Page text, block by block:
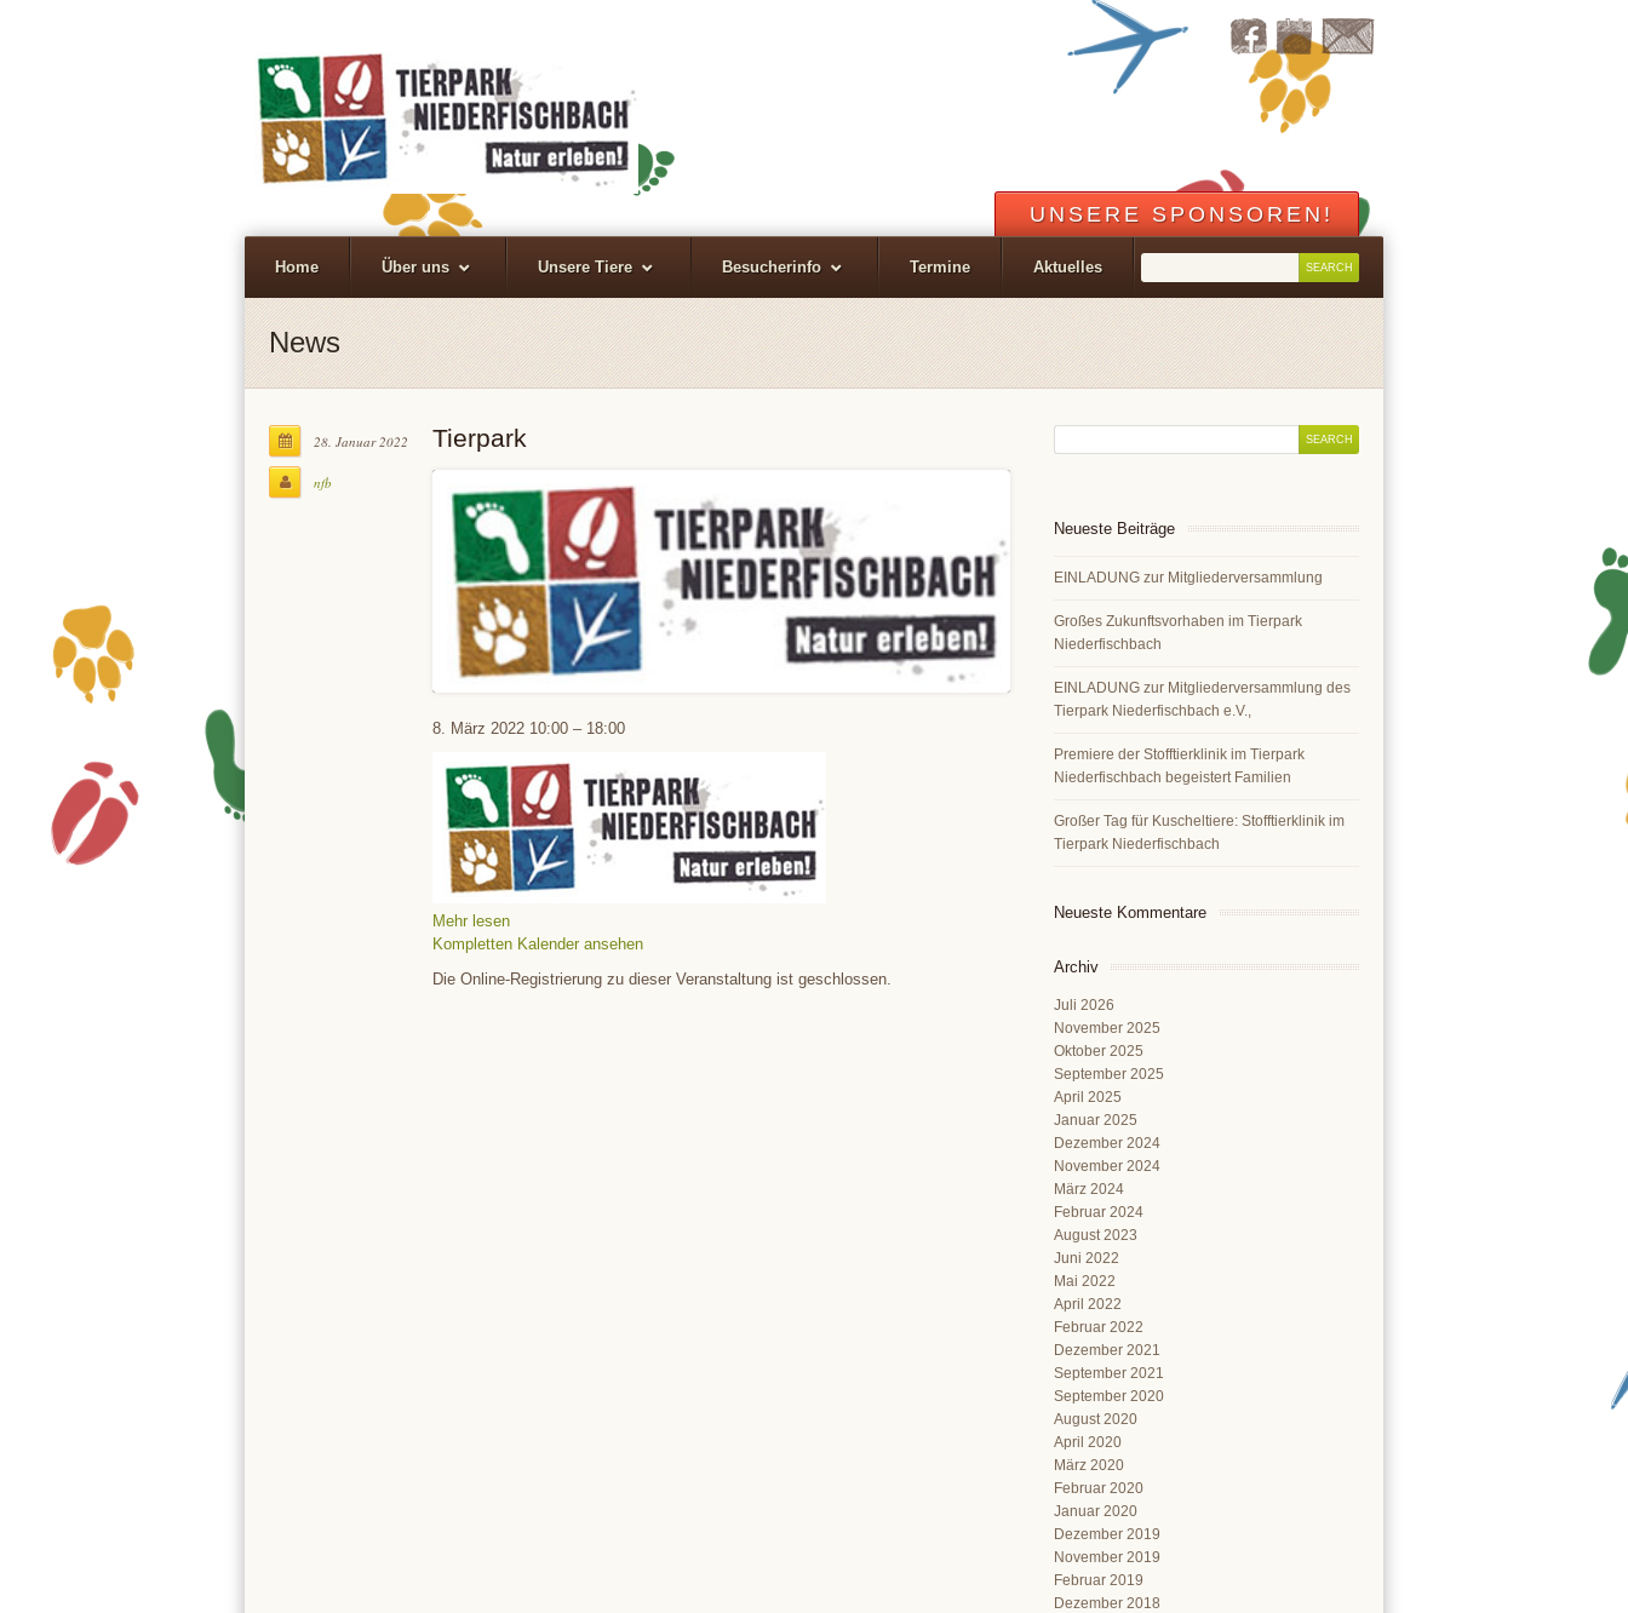
UNSERE SPONSOREN!
Home Über uns Unsere Tiere Besucherinfo Termine Aktuelles
News
28. Januar 2022
nfb
Tierpark
Tierpark
8. März 2022 10:00 – 18:00
Mehr lesen
Kompletten Kalender ansehen
Die Online-Registrierung zu dieser Veranstaltung ist geschlossen.
Neueste Beiträge
EINLADUNG zur Mitgliederversammlung
Großes Zukunftsvorhaben im Tierpark
Niederfischbach
EINLADUNG zur Mitgliederversammlung des
Tierpark Niederfischbach e.V.,
Premiere der Stofftierklinik im Tierpark
Niederfischbach begeistert Familien
Großer Tag für Kuscheltiere: Stofftierklinik im
Tierpark Niederfischbach
Neueste Kommentare
Archiv
Juli 2026
November 2025
Oktober 2025
September 2025
April 2025
Januar 2025
Dezember 2024
November 2024
März 2024
Februar 2024
August 2023
Juni 2022
Mai 2022
April 2022
Februar 2022
Dezember 2021
September 2021
September 2020
August 2020
April 2020
März 2020
Februar 2020
Januar 2020
Dezember 2019
November 2019
Februar 2019
Dezember 2018